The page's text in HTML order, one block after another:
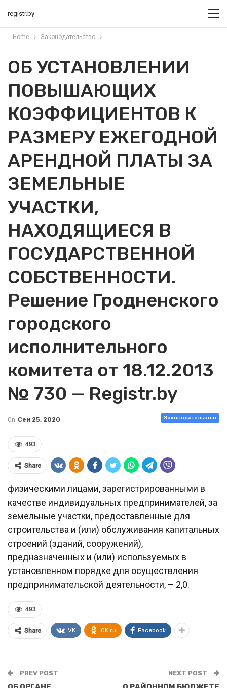
registr.by
Home Законодательство
ОБ УСТАНОВЛЕНИИ
ПОВЫШАЮЩИХ
КОЭФФИЦИЕНТОВ К
РАЗМЕРУ ЕЖЕГОДНОЙ
АРЕНДНОЙ ПЛАТЫ ЗА
ЗЕМЕЛЬНЫЕ
УЧАСТКИ,
НАХОДЯЩИЕСЯ В
ГОСУДАРСТВЕННОЙ
СОБСТВЕННОСТИ.
Решение Гродненского
городского
исполнительного
комитета от 18.12.2013
№ 730 — Registr.by
Законодательство
On Сен 25, 2020
493
Share
физическими лицами, зарегистрированными в
качестве индивидуальных предпринимателей, за
земельные участки, предоставленные для
строительства и (или) обслуживания капитальных
строений (зданий, сооружений),
предназначенных и (или) используемых в
установленном порядке для осуществления
предпринимательской деятельности, – 2,0.
493
Share VK OK.ru Facebook
PREV POST NEXT POST